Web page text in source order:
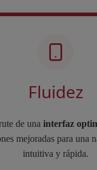
Fluidez
de una interfaz
mejoradas para una
intuitiva y rápida.